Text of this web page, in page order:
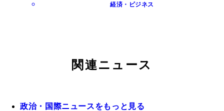
経済・ビジネス
関連ニュース
政治・国際ニュースをもっと見る